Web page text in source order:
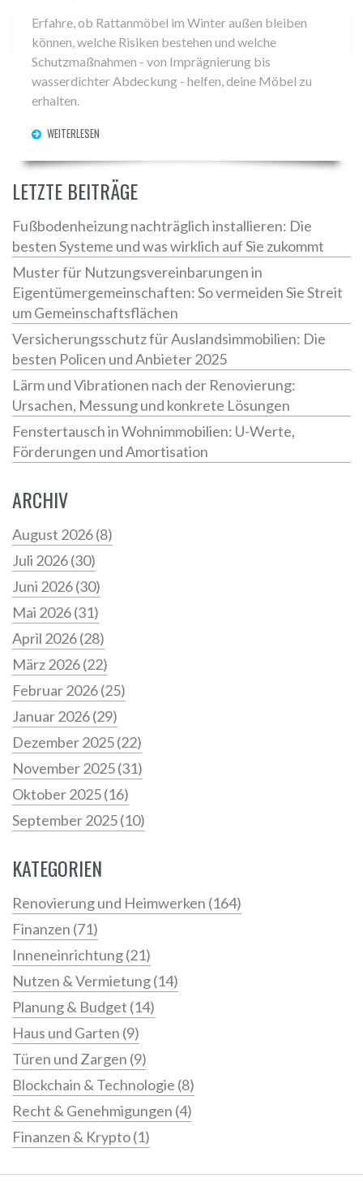
Erfahre, ob Rattanmöbel im Winter außen bleiben
können, welche Risiken bestehen und welche
Schutzmaßnahmen - von Imprägnierung bis
wasserdichter Abdeckung - helfen, deine Möbel zu
erhalten.
WEITERLESEN
LETZTE BEITRÄGE
Fußbodenheizung nachträglich installieren: Die
besten Systeme und was wirklich auf Sie zukommt
Muster für Nutzungsvereinbarungen in
Eigentümergemeinschaften: So vermeiden Sie Streit
um Gemeinschaftsflächen
Versicherungsschutz für Auslandsimmobilien: Die
besten Policen und Anbieter 2025
Lärm und Vibrationen nach der Renovierung:
Ursachen, Messung und konkrete Lösungen
Fenstertausch in Wohnimmobilien: U-Werte,
Förderungen und Amortisation
ARCHIV
August 2026(8)
Juli 2026(30)
Juni 2026(30)
Mai 2026(31)
April 2026(28)
März 2026(22)
Februar 2026(25)
Januar 2026(29)
Dezember 2025(22)
November 2025(31)
Oktober 2025(16)
September 2025(10)
KATEGORIEN
Renovierung und Heimwerken (164)
Finanzen (71)
Inneneinrichtung(21)
Nutzen & Vermietung(14)
Planung & Budget (14)
Haus und Garten (9)
Türen und Zargen (9)
Blockchain & Technologie (8)
Recht & Genehmigungen (4)
Finanzen & Krypto(1)